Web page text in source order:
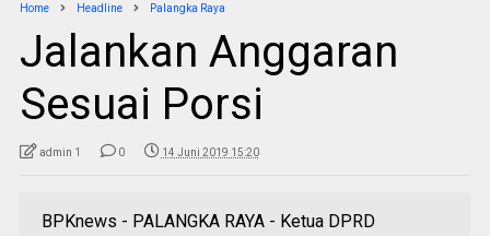
Home Headline Palangka Raya
Jalankan Anggaran
Sesuai Porsi
admin 1 0 14 Juni 2019 15:20
BPKnews - PALANGKA RAYA - Ketua DPRD